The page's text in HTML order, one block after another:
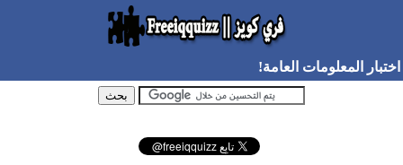
اختبار المعلومات العامة!